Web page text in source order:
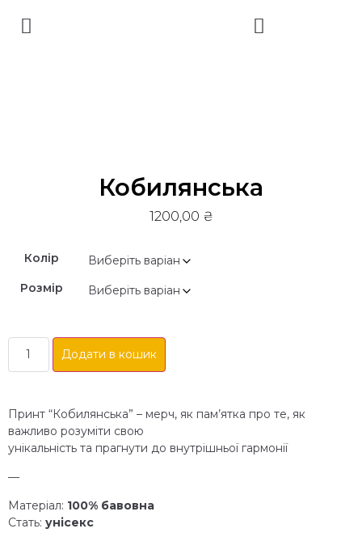
Кобилянська
1200,00 ₴
Колір
Розмір
Додати в кошик
Принт “Кобилянська” – мерч, як пам’ятка про те, як
важливо розуміти свою
унікальність та прагнути до внутрішньої гармонії
—
Матеріал: 100% бавовна
Стать: унісекс